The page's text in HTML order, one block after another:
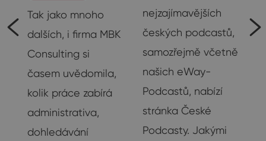
Tak jako mnoho
dalších, i firma MBK
Consulting si
časem uvědomila,
kolik práce zabírá
administrativa,
dohledávání
nejzajímavějších
českých podcastů,
samozřejmě včetně
našich eWay-
Podcastů, nabízí
stránka České
Podcasty. Jakými